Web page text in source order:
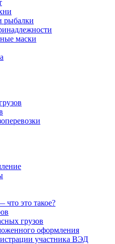
рыбалки
маски
это такое?
грузов
оформления
участника ВЭД